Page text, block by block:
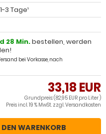
3 Tage¹
28 Min.bestellen, werden
bei Vorkasse, nach
33,18 EUR
Grundpreis: (82,95 EUR pro Liter )
Preis incl. 19 % MwSt. zzgl.Versandkosten
DEN WARENKORB